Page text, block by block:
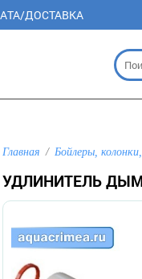
ДОСТАВКА
Главная Бойлеры,
УДЛИНИТЕЛЬ